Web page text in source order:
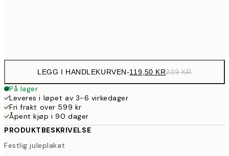
LEGG I HANDLEKURVEN-119,50 KR239 KR
På lager
Leveres i løpet av 3-6 virkedager
Fri frakt over 599 kr
Åpent kjøp i 90 dager
PRODUKTBESKRIVELSE
Festlig juleplakat